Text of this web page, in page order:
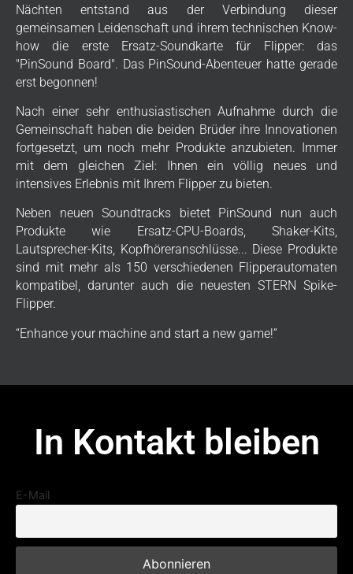
Nächten entstand aus der Verbindung dieser
gemeinsamen Leidenschaft und ihrem technischen Know-
how die erste Ersatz-Soundkarte für Flipper: das
"PinSound Board". Das PinSound-Abenteuer hatte gerade
erst begonnen!
Nach einer sehr enthusiastischen Aufnahme durch die
Gemeinschaft haben die beiden Brüder ihre Innovationen
fortgesetzt, um noch mehr Produkte anzubieten. Immer
mit dem gleichen Ziel: Ihnen ein völlig neues und
intensives Erlebnis mit Ihrem Flipper zu bieten.
Neben neuen Soundtracks bietet PinSound nun auch
Produkte wie Ersatz-CPU-Boards, Shaker-Kits,
Lautsprecher-Kits, Kopfhöreranschlüsse... Diese Produkte
sind mit mehr als 150 verschiedenen Flipperautomaten
kompatibel, darunter auch die neuesten STERN Spike-
Flipper.
“Enhance your machine and start a new game!”
In Kontakt bleiben
E-Mail